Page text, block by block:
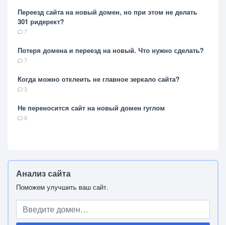
Переезд сайта на новый домен, но при этом не делать
301 ридерект?
7
Потеря домена и переезд на новый. Что нужно сделать?
7
Когда можно отклеить не главное зеркало сайта?
3
Не переносится сайт на новый домен гуглом
6
Анализ сайта
Поможем улучшить ваш сайт.